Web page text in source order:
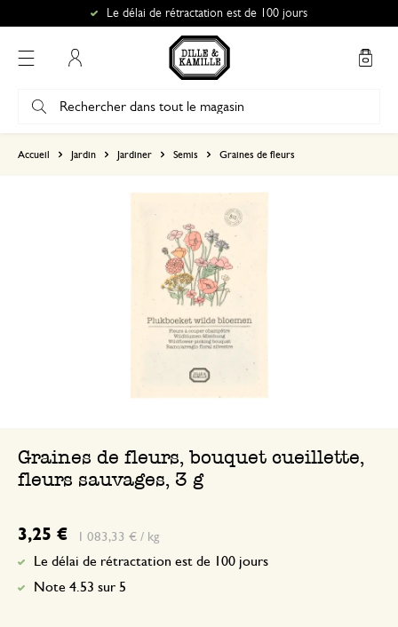
Le délai de rétractation est de 100 jours
Accueil Jardin Jardiner Semis Graines de fleurs
Graines de fleurs, bouquet cueillette,
fleurs sauvages, 3 g
3,25 € 1 083,33 € / kg
Le délai de rétractation est de 100 jours
Note 4.53 sur 5